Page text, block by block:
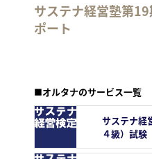
サステナ経営塾第
ポート
■オルタナのサービス一覧
サステナ経
４級）試験